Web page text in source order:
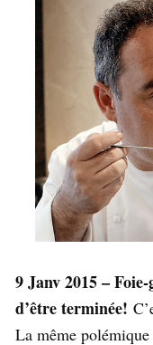
9 Janv 2015 –
d’être terminée!
La même